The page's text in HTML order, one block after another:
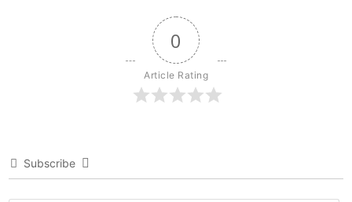
0
Article Rating
Subscribe